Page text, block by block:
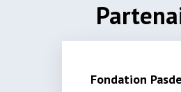
Fondation